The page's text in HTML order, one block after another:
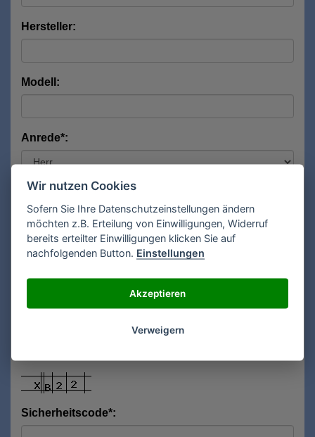
Hersteller:
Modell:
Anrede*:
Vorname*:
Nachname*:
E-Mail**:
Sicherheitscode*:
Wir nutzen Cookies
Sofern Sie Ihre Datenschutzeinstellungen ändern
möchten z.B. Erteilung von Einwilligungen, Widerruf
bereits erteilter Einwilligungen klicken Sie auf
nachfolgenden Button. Einstellungen
Akzeptieren
Verweigern